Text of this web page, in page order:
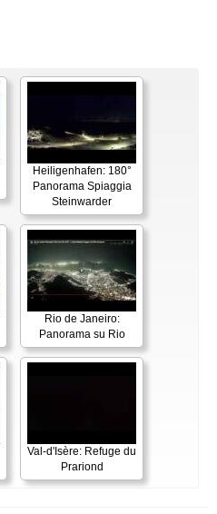
Heiligenhafen: 180°
Panorama Spiaggia
Steinwarder
Rio de Janeiro:
Panorama su Rio
Val-d'Isère: Refuge du
Prariond